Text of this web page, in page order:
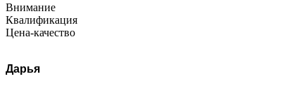
Внимание
Квалификация
Цена-качество
Дарья